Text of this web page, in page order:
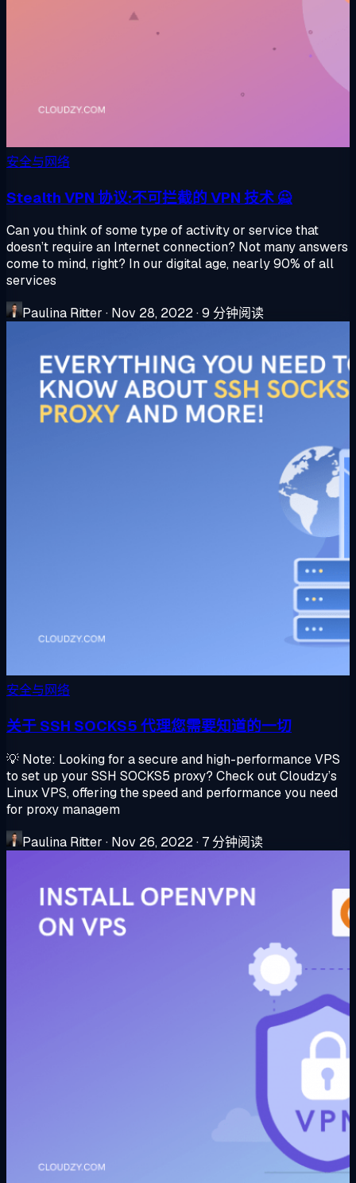
安全与网络
Stealth VPN 协议:不可拦截的 VPN 技术 🙅
Can you think of some type of activity or service that
doesn’t require an Internet connection? Not many answers
come to mind, right? In our digital age, nearly 90% of all
services
Paulina Ritter · Nov 28, 2022·9 分钟阅读
安全与网络
关于 SSH SOCKS5 代理您需要知道的一切
💡 Note: Looking for a secure and high-performance VPS
to set up your SSH SOCKS5 proxy? Check out Cloudzy’s
Linux VPS, offering the speed and performance you need
for proxy managem
Paulina Ritter · Nov 26, 2022· 7 分钟阅读